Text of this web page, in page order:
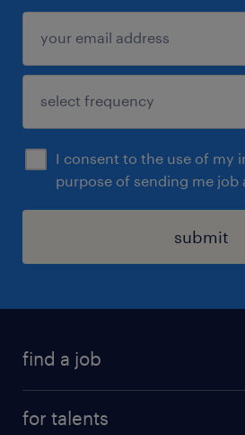
I consent to the use of my
purpose of sending me job
submit
find a job
for talents